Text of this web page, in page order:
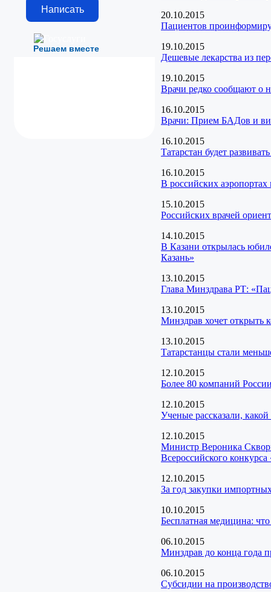
Решаем вместе
Написать
20.10.2015
Пациентов
19.10.2015
Дешевые лекарства из
19.10.2015
Врачи редко сообщают о
16.10.2015
Врачи: Прием БАДов и
16.10.2015
Татарстан будет
16.10.2015
В российских
15.10.2015
Российских врачей
14.10.2015
В Казани открылась
Казань»
13.10.2015
Глава Минздрава РТ:
13.10.2015
Минздрав хочет открыть
13.10.2015
Татарстанцы стали
12.10.2015
Более 80 компаний
12.10.2015
Ученые рассказали,
12.10.2015
Министр Вероника
Всероссийского
12.10.2015
За год закупки
10.10.2015
Бесплатная медицина: что
06.10.2015
Минздрав до конца года
06.10.2015
Cубсидии на